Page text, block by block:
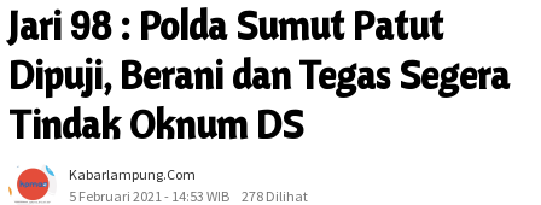
Jari 98 : Polda Sumut Patut
Dipuji, Berani dan Tegas Segera
Tindak Oknum DS
Kabarlampung.com
5 Februari 2021 - 14:53 WIB
278 Dilihat